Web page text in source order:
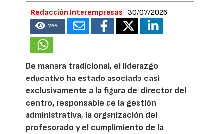
Redacción Interempresas 30/07/2026
765
De manera tradicional, el liderazgo
educativo ha estado asociado casi
exclusivamente a la figura del director del
centro, responsable de la gestión
administrativa, la organización del
profesorado y el cumplimiento de la